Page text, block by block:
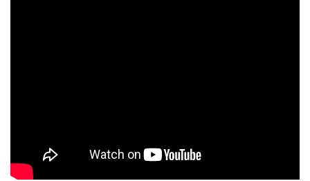
s
u